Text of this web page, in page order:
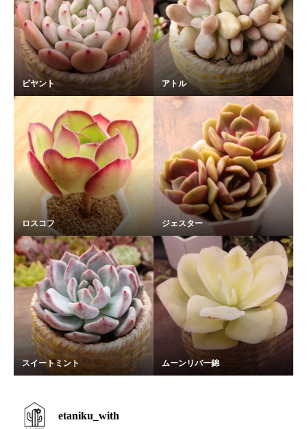
ビヤント アトル
ロスコフ ジェスター
スイートミント ムーンリバー錦
etaniku_with